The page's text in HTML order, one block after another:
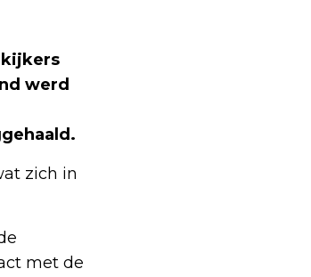
kijkers
werd
zich in
met de